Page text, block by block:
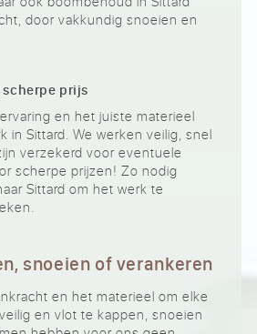
door vakkundig snoeien en
scherpe prijs
en het juiste materieel
in Sittard. We werken veilig, snel
verzekerd voor eventuele
scherpe prijzen! Zo nodig
Sittard om het werk te
snoeien of verankeren
en het materieel om elke
en vlot te kappen, snoeien